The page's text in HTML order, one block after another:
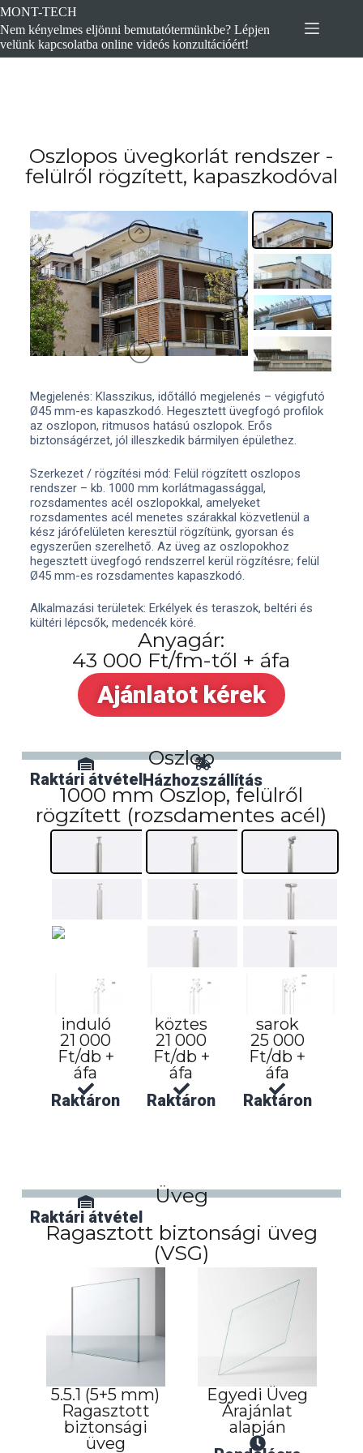
MONT-TECH
Nem kényelmes eljönni bemutatótermünkbe? Lépjen
velünk kapcsolatba online videós konzultációért!
Oszlopos üvegkorlát rendszer -
felülről rögzített, kapaszkodóval
Megjelenés: Klasszikus, időtálló megjelenés – végigfutó
Ø45 mm-es kapaszkodó. Hegesztett üvegfogó profilok
az oszlopon, ritmusos hatású oszlopok. Erős
biztonságérzet, jól illeszkedik bármilyen épülethez.
Szerkezet / rögzítési mód: Felül rögzített oszlopos
rendszer – kb. 1000 mm korlátmagassággal,
rozsdamentes acél oszlopokkal, amelyeket
rozsdamentes acél menetes szárakkal közvetlenül a
kész járófelületen keresztül rögzítünk, gyorsan és
egyszerűen szerelhető. Az üveg az oszlopokhoz
hegesztett üvegfogó rendszerrel kerül rögzítésre; felül
Ø45 mm-es rozsdamentes kapaszkodó.
Alkalmazási területek: Erkélyek és teraszok, beltéri és
kültéri lépcsők, medencék köré.
Anyagár:
43 000 Ft/fm-től + áfa
Ajánlatot kérek
Oszlop
Raktári átvételHázhozszállítás
1000 mm Oszlop, felülről
rögzített (rozsdamentes acél)
induló
21 000
Ft/db +
áfa
Raktáron
köztes
21 000
Ft/db +
áfa
Raktáron
sarok
25 000
Ft/db +
áfa
Raktáron
Üveg
Raktári átvételHázhozszállítás
Ragasztott biztonsági üveg
(VSG)
5.5.1 (5+5 mm)
Ragasztott
biztonsági
üveg
Egyedi Üveg
Árajánlat
alapján